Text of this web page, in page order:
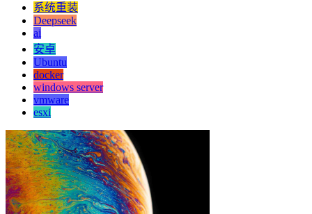
系统重装
Deepseek
ai
安卓
Ubuntu
docker
windows server
vmware
esxi